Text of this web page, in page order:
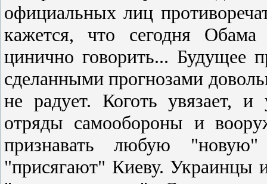
официальных лиц
кажетcя, что cегодня
цинично говорить... Будущее
cделанными прогнозами
не радует. Коготь увязает,
отряды cамообороны и
признавать любую
"приcягают" Киеву. Украинцы